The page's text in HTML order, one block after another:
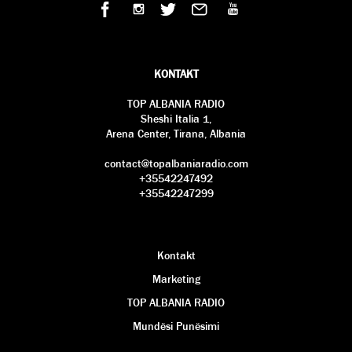
KONTAKT
TOP ALBANIA RADIO
Sheshi Italia 1,
Arena Center, Tirana, Albania
contact@topalbaniaradio.com
+35542247492
+35542247299
Kontakt
Marketing
TOP ALBANIA RADIO
Mundësi Punësimi